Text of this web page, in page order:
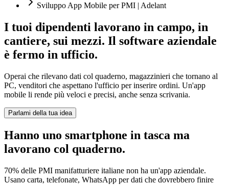
Sviluppo App Mobile per PMI | Adelant
I tuoi dipendenti lavorano in campo, in
cantiere, sui mezzi. Il software aziendale
è fermo in ufficio.
Operai che rilevano dati col quaderno, magazzinieri che tornano al
PC, venditori che aspettano l'ufficio per inserire ordini. Un'app
mobile li rende più veloci e precisi, anche senza scrivania.
Parlami della tua idea
Hanno uno smartphone in tasca ma
lavorano col quaderno.
70% delle PMI manifatturiere italiane non ha un'app aziendale.
Usano carta, telefonate, WhatsApp per dati che dovrebbero finire